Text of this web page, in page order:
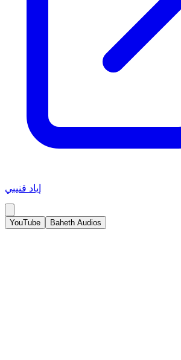
إياد قنيبي
YouTube Baheth Audios